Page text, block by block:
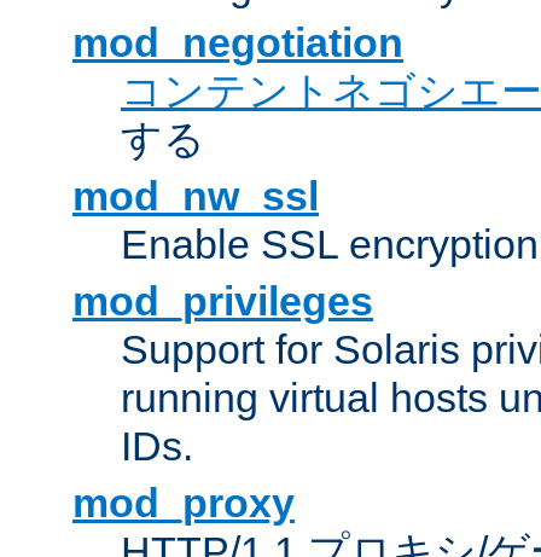
mod_negotiation
コンテントネゴシエ
する
mod_nw_ssl
Enable SSL
mod_privileges
Support for Solaris
running virtual hosts
IDs.
mod_proxy